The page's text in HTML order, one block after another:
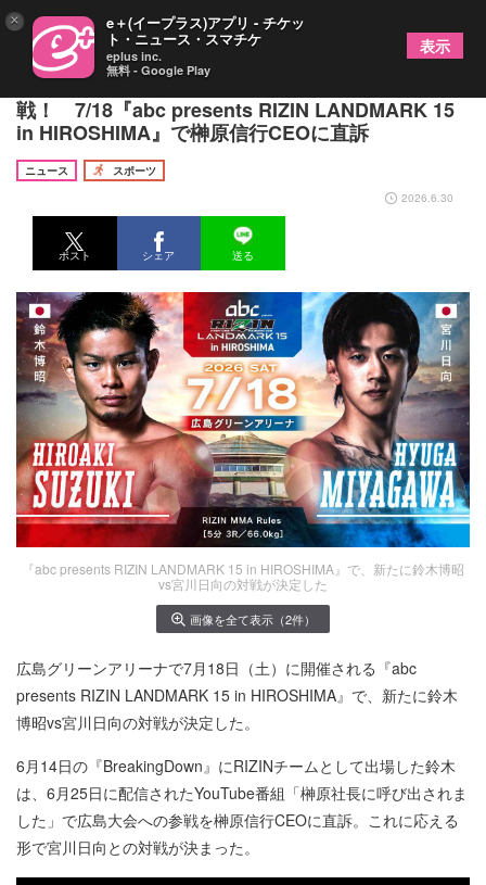
BD直後の“怪物くん”鈴木博昭が宮川日向と対
戦！ 7/18『abc presents RIZIN LANDMARK 15
in HIROSHIMA』で榊原信行CEOに直訴
ニュース
スポーツ
2026.6.30
ポスト シェア 送る
『abc presents RIZIN LANDMARK 15 in HIROSHIMA』で、新たに鈴木博昭
vs宮川日向の対戦が決定した
画像を全て表示（2件）
広島グリーンアリーナで7月18日（土）に開催される『abc
presents RIZIN LANDMARK 15 in HIROSHIMA』で、新たに鈴木
博昭vs宮川日向の対戦が決定した。
6月14日の『BreakingDown』にRIZINチームとして出場した鈴木
は、6月25日に配信されたYouTube番組「榊原社長に呼び出されま
した」で広島大会への参戦を榊原信行CEOに直訴。これに応える
形で宮川日向との対戦が決まった。
× e＋(イープラス)アプリ - チケッ
ト・ニュース・スマチケ
eplus inc.
無料 - Google Play
表示